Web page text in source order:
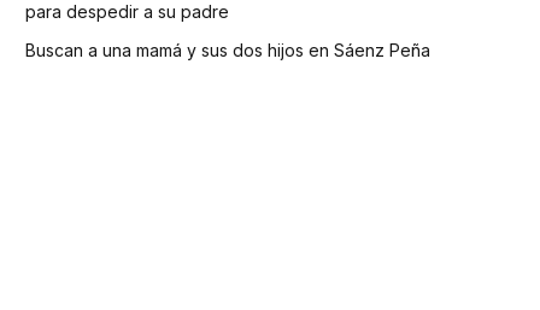
para despedir a su padre
Buscan a una mamá y sus dos hijos en Sáenz Peña